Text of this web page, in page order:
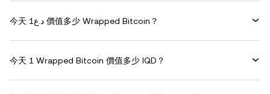
今天 د.ع1 價值多少 Wrapped Bitcoin？
今天 1 Wrapped Bitcoin 價值多少 IQD？